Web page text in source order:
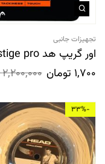
تجهیزات جانبی
اور گریپ هد prestige pro
2,200,000 تومان
-33%